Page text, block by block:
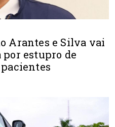
Arantes e Silva vai
estupro de